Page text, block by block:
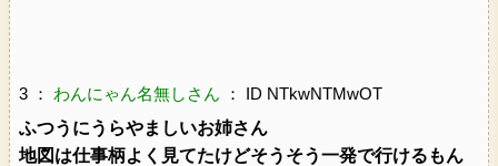
3 ： わんにゃん名無しさん ： ID NTkwNTMwOT
ふつうにうらやましいお姉さん
地図は仕事柄よく見てたけどそうそう一発で行けるもん